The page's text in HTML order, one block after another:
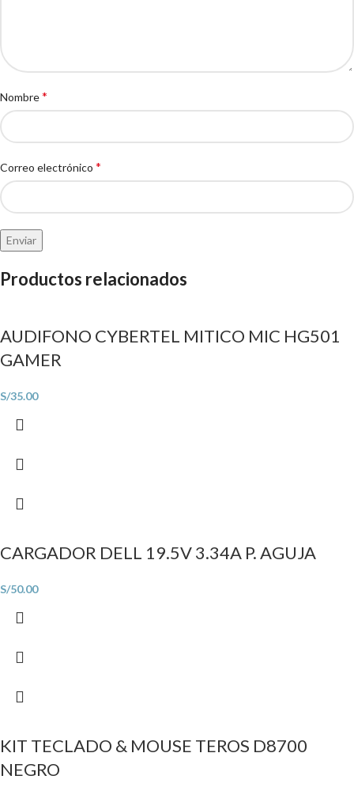
Nombre*
Correo electrónico *
Productos relacionados
AUDIFONO CYBERTEL MITICO MIC HG501
GAMER
S/35.00
CARGADOR DELL 19.5V 3.34A P. AGUJA
S/50.00
KIT TECLADO & MOUSE TEROS D8700
NEGRO